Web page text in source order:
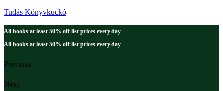
Tudás Könyvkuckó
All books at least 50% off list prices every day
All books at least 50% off list prices every day
Previous
Next